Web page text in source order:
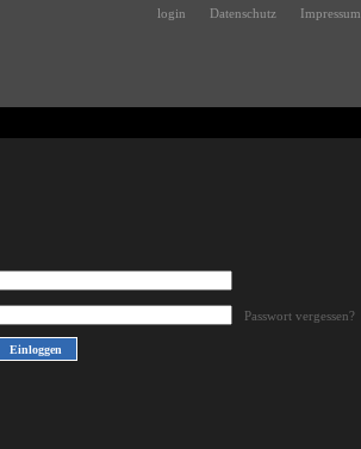
Passwort vergessen?
Impressum
Datenschutz
login